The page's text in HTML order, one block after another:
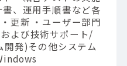
、運用手順書など各
更新 ・ユーザー部門
よび技術サポート/
開発)その他システム